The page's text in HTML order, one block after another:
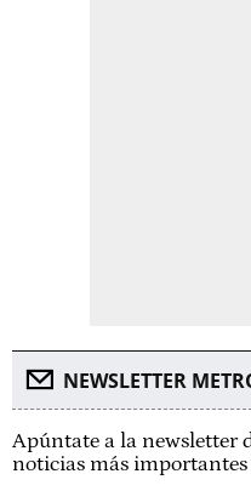
NEWSLETTER
Apúntate a la newsletter
noticias más importantes